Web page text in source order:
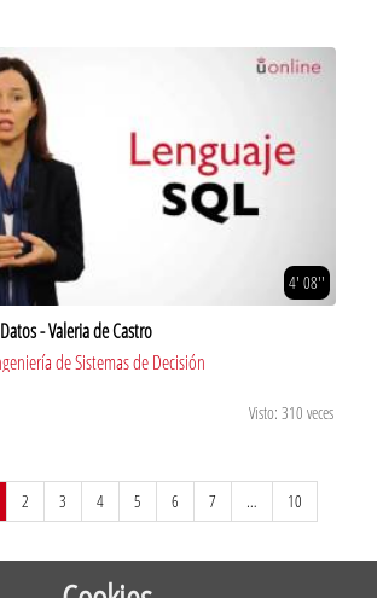
4' 08''
- Valeria de Castro
de Sistemas de Decisión
Visto: 310 veces
(current)
2 3 4 5 6 7 …
10